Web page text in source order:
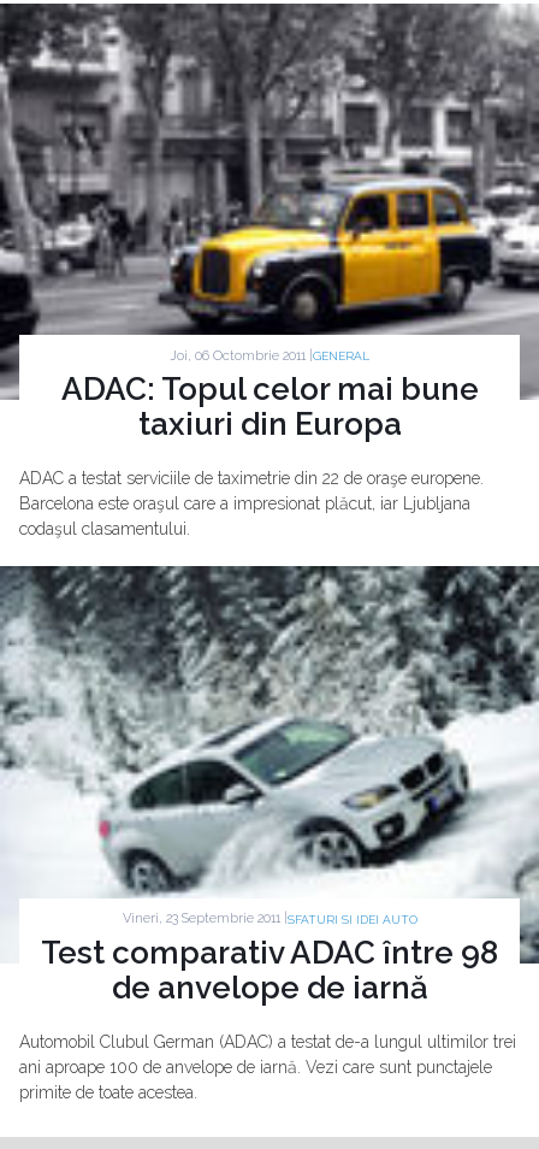
Joi, 06 Octombrie 2011 | GENERAL
ADAC: Topul celor mai bune
taxiuri din Europa
ADAC a testat serviciile de taximetrie din 22 de oraşe europene.
Barcelona este oraşul care a impresionat plăcut, iar Ljubljana
codaşul clasamentului.
Vineri, 23 Septembrie 2011 | SFATURI SI IDEI AUTO
Test comparativ ADAC între 98
de anvelope de iarnă
Automobil Clubul German (ADAC) a testat de-a lungul ultimilor trei
ani aproape 100 de anvelope de iarnă. Vezi care sunt punctajele
primite de toate acestea.